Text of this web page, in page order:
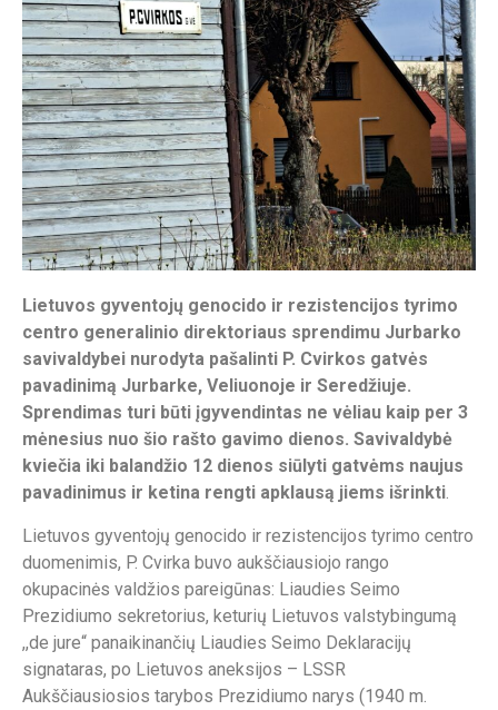
Lietuvos gyventojų genocido ir rezistencijos tyrimo
centro generalinio direktoriaus sprendimu Jurbarko
savivaldybei nurodyta pašalinti P. Cvirkos gatvės
pavadinimą Jurbarke, Veliuonoje ir Seredžiuje.
Sprendimas turi būti įgyvendintas ne vėliau kaip per 3
mėnesius nuo šio rašto gavimo dienos. Savivaldybė
kviečia iki balandžio 12 dienos siūlyti gatvėms naujus
pavadinimus ir ketina rengti apklausą jiems išrinkti.
Lietuvos gyventojų genocido ir rezistencijos tyrimo centro
duomenimis, P. Cvirka buvo aukščiausiojo rango
okupacinės valdžios pareigūnas: Liaudies Seimo
Prezidiumo sekretorius, keturių Lietuvos valstybingumą
,,de jure“ panaikinančių Liaudies Seimo Deklaracijų
signataras, po Lietuvos aneksijos – LSSR
Aukščiausiosios tarybos Prezidiumo narys (1940 m.